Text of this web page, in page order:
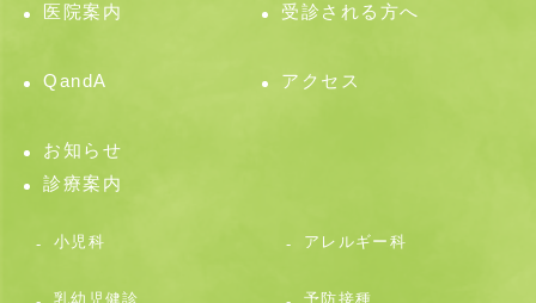
医院案内 受診される方へ
QandA アクセス
お知らせ
診療案内
小児科 アレルギー科
乳幼児健診 予防接種